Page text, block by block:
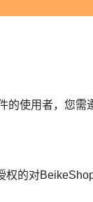
使用者，您需
的对